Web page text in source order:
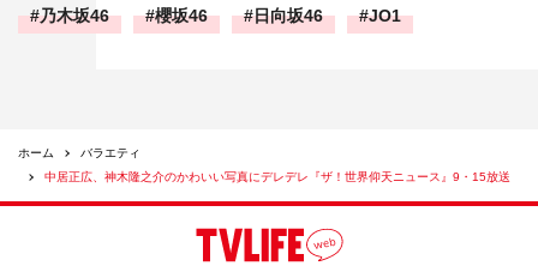
乃木坂46 櫻坂46 日向坂46 JO1
ホーム
バラエティ
中居正広、神木隆之介のかわいい写真にデレデレ『ザ！世界仰天ニュース』9・15放送